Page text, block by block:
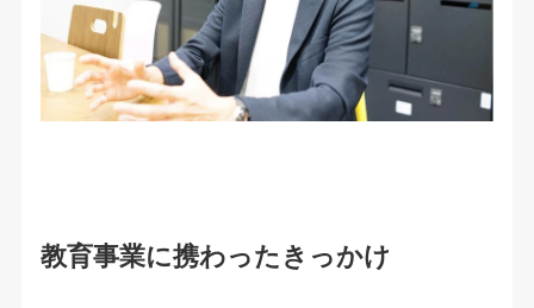
教育事業に携わったきっかけ